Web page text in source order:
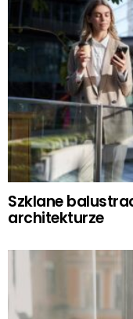
Szklane
architekturze